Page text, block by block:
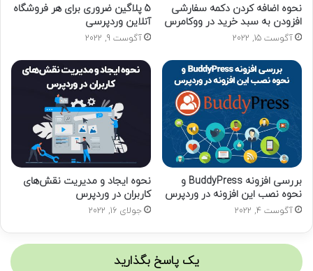
د
ک
ن
د
نحوه اضافه کردن دکمه سفارشی
افزودن به سبد خرید در ووکامرس
آگوست 15, 2022
5 پلاگین ضروری برای هر فروشگاه
آنلاین وردپرسی
آگوست 9, 2022
بررسی افزونه BuddyPress و
نحوه نصب این افزونه در وردپرس
آگوست 4, 2022
نحوه ایجاد و مدیریت نقش‌های
کاربران در وردپرس
جولای 16, 2022
یک پاسخ بگذارید